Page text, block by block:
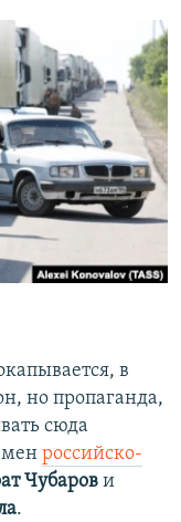
в
но пропаганда,
сюда
российско-
Чубаров и
.